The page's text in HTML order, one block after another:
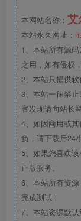
本网站名称： 艾
本站永久网址：
1、本站所有源
之用，如有侵权
2、本站只提供软
3、本站一律禁
客发现请向站长举
4、如因商用或
负，请下载后24
5、如果您喜欢
正版服务。
6、本站所有资
完成测试！
7、本站资源默